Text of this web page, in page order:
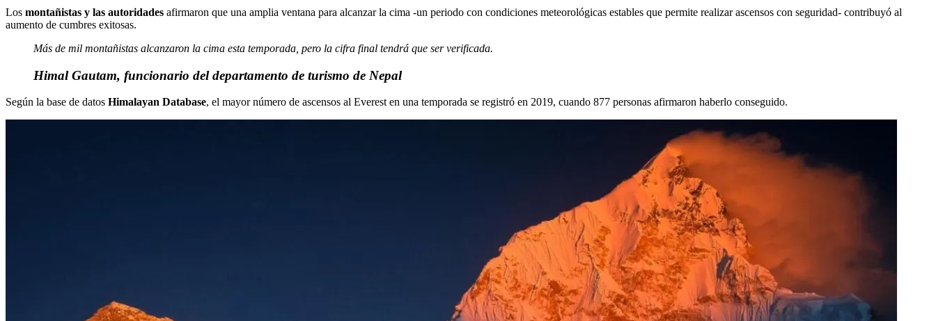
Los montañistas y las autoridades afirmaron que una amplia ventana para alcanzar la cima -un periodo con condiciones meteorológicas estables que permite realizar ascensos con seguridad- contribuyó al
aumento de cumbres exitosas.
Más de mil montañistas alcanzaron la cima esta temporada, pero la cifra final tendrá que ser verificada.
Himal Gautam, funcionario del departamento de turismo de Nepal
Según la base de datos Himalayan Database, el mayor número de ascensos al Everest en una temporada se registró en 2019, cuando 877 personas afirmaron haberlo conseguido.